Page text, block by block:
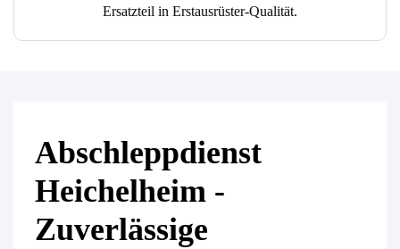
Ersatzteil in Erstausrüster-Qualität.
Abschleppdienst
Heichelheim -
Zuverlässige